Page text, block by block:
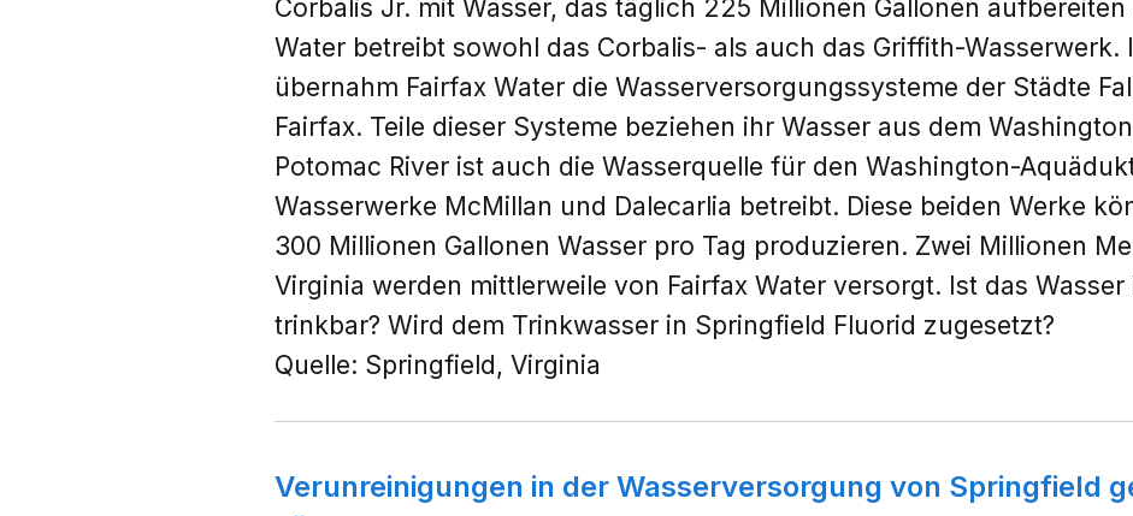
Corbalis Jr. mit Wasser, das täglich 225 Millionen Gallonen aufbereiten
Water betreibt sowohl das Corbalis- als auch das Griffith-Wasserwerk.
übernahm Fairfax Water die Wasserversorgungssysteme der Städte
Fairfax. Teile dieser Systeme beziehen ihr Wasser aus dem
Potomac River ist auch die Wasserquelle für den Washington-
Wasserwerke McMillan und Dalecarlia betreibt. Diese beiden Werke
300 Millionen Gallonen Wasser pro Tag produzieren. Zwei Millionen
Virginia werden mittlerweile von Fairfax Water versorgt. Ist das
trinkbar? Wird dem Trinkwasser in Springfield Fluorid zugesetzt?
Quelle: Springfield, Virginia
Verunreinigungen in der Wasserversorgung von Springfield